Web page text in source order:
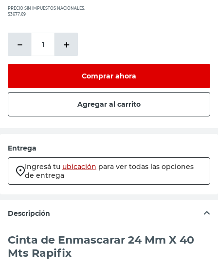
PRECIO SIN IMPUESTOS NACIONALES:
$3677,69
＋
－
Comprar ahora
Agregar al carrito
Entrega
Ingresá tu ubicación para ver todas las opciones
de entrega
Descripción
Cinta de Enmascarar 24 Mm X 40
Mts Rapifix